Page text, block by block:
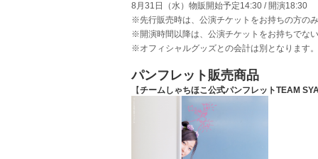
8月31日（水）物販開始予定14:30 / 開演18:30
※先行販売時は、公演チケットをお持ちの方の
※開演時間以降は、公演チケットをお持ちでな
※オフィシャルグッズとの会計は別となります。
パンフレット販売商品
【チームしゃちほこ公式パンフレットTEAM